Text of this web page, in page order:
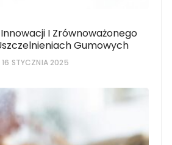
I Zrównoważonego
Gumowych
16 STYCZNIA 2025